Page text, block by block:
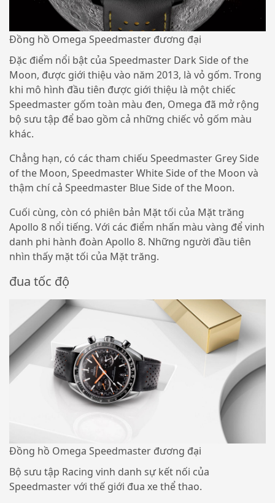
Đồng hồ Omega Speedmaster đương đại
Đặc điểm nổi bật của Speedmaster Dark Side of the
Moon, được giới thiệu vào năm 2013, là vỏ gốm. Trong
khi mô hình đầu tiên được giới thiệu là một chiếc
Speedmaster gốm toàn màu đen, Omega đã mở rộng
bộ sưu tập để bao gồm cả những chiếc vỏ gốm màu
khác.
Chẳng hạn, có các tham chiếu Speedmaster Grey Side
of the Moon, Speedmaster White Side of the Moon và
thậm chí cả Speedmaster Blue Side of the Moon.
Cuối cùng, còn có phiên bản Mặt tối của Mặt trăng
Apollo 8 nổi tiếng. Với các điểm nhấn màu vàng để vinh
danh phi hành đoàn Apollo 8. Những người đầu tiên
nhìn thấy mặt tối của Mặt trăng.
đua tốc độ
Đồng hồ Omega Speedmaster đương đại
Bộ sưu tập Racing vinh danh sự kết nối của
Speedmaster với thế giới đua xe thể thao.